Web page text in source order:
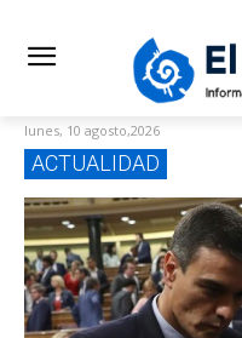
lunes, 10 agosto,2026
ACTUALIDAD